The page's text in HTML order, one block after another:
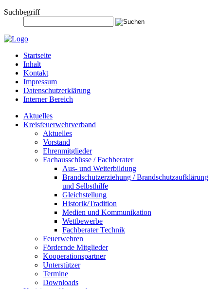
Suchbegriff
Startseite
Inhalt
Kontakt
Impressum
Datenschutzerklärung
Interner Bereich
Aktuelles
Kreisfeuerwehrverband
Aktuelles
Vorstand
Ehrenmitglieder
Fachausschüsse / Fachberater
Aus- und Weiterbildung
Brandschutzerziehung / Brandschutzaufklärung
und Selbsthilfe
Gleichstellung
Historik/Tradition
Medien und Kommunikation
Wettbewerbe
Fachberater Technik
Feuerwehren
Fördernde Mitglieder
Kooperationspartner
Unterstützer
Termine
Downloads